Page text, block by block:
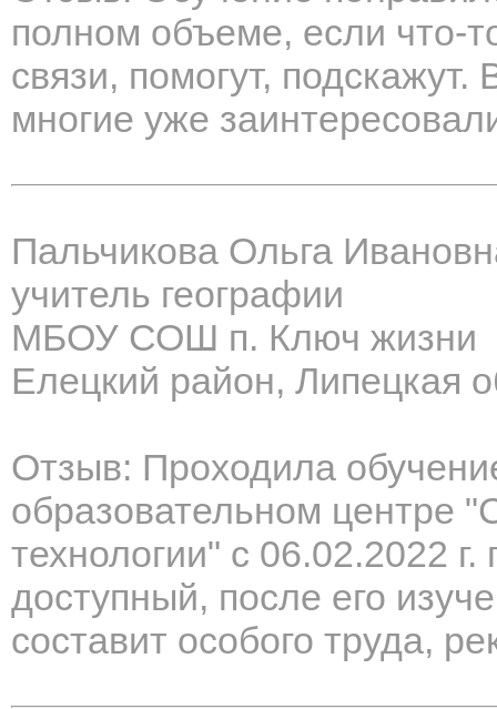
полном объеме, если что-
связи, помогут,
многие уже
Пальчикова Ольга
учитель географии
МБОУ СОШ п. Ключ жизни
Елецкий район, Липецкая
Отзыв: Проходила
образовательном центре
технологии" с 06.02.2022
доступный, после его
составит особого труда,